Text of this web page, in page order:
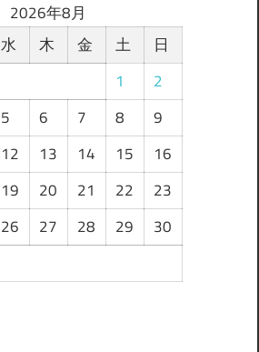
2026年8月
水 木 金 土
日
1
2
5 6 7 8
9
12 13 14 15
16
19 20 21 22
23
26 27 28 29
30